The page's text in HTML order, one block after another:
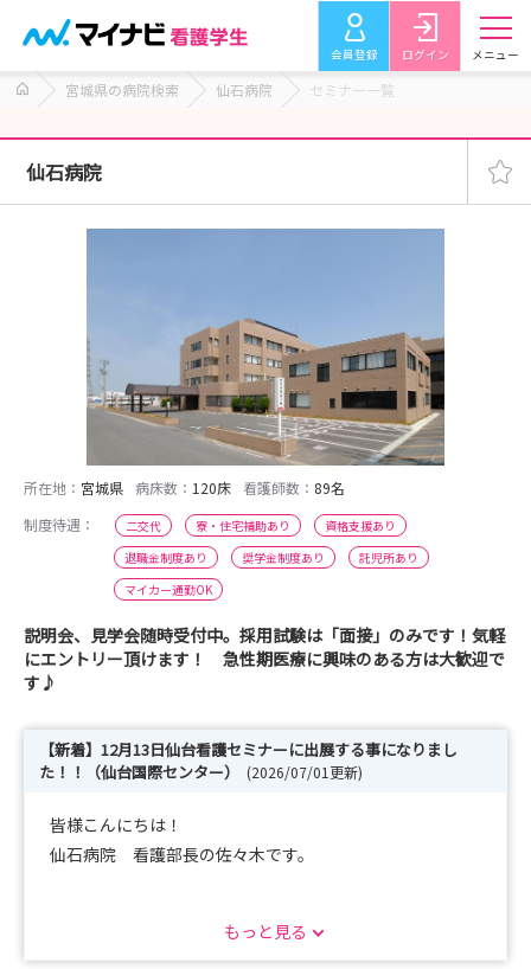
会員登録 ログイン メニュー
宮城県の病院検索 仙石病院 セミナー一覧
仙石病院
所在地： 宮城県 病床数： 120床 看護師数： 89名
制度待遇：
二交代 寮・住宅補助あり
資格支援あり
退職金制度あり
奨学金制度あり
託児所あり
マイカー通勤OK
説明会、見学会随時受付中。採用試験は「面接」のみです！気軽
にエントリー頂けます！ 急性期医療に興味のある方は大歓迎で
す♪
【新着】12月13日仙台看護セミナーに出展する事になりまし
た！！（仙台国際センター）
(2026/07/01更新)
皆様こんにちは！
仙石病院 看護部長の佐々木です。
の急性期一般病院です。充実した教育体制で、新人の離職
もっと見る